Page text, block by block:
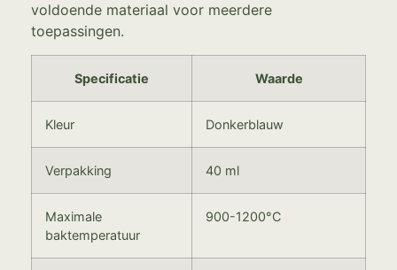
voldoende materiaal voor meerdere
toepassingen.
Specificatie Waarde
Kleur Donkerblauw
Verpakking 40 ml
Maximale
baktemperatuur
900-1200°C